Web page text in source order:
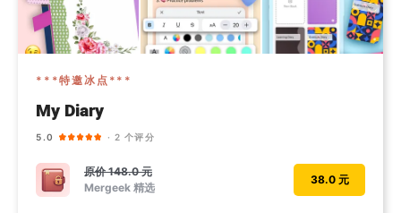
***特邀冰点***
My Diary
5.0 · 2 个评分
原价148.0 元
Mergeek 精选
38.0 元